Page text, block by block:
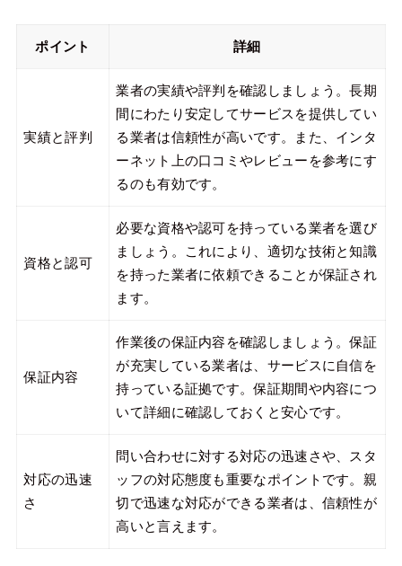
ポイント 詳細
実績と評判
業者の実績や評判を確認しましょう。長期
間にわたり安定してサービスを提供してい
る業者は信頼性が高いです。また、インタ
ーネット上の口コミやレビューを参考にす
るのも有効です。
資格と認可
必要な資格や認可を持っている業者を選び
ましょう。これにより、適切な技術と知識
を持った業者に依頼できることが保証され
ます。
保証内容
作業後の保証内容を確認しましょう。保証
が充実している業者は、サービスに自信を
持っている証拠です。保証期間や内容につ
いて詳細に確認しておくと安心です。
対応の迅速
さ
問い合わせに対する対応の迅速さや、スタ
ッフの対応態度も重要なポイントです。親
切で迅速な対応ができる業者は、信頼性が
高いと言えます。